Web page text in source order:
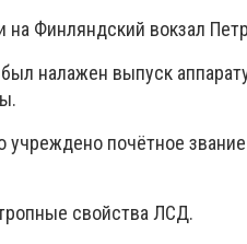
Финляндский вокзал
налажен выпуск
почётное звание
свойства ЛСД.